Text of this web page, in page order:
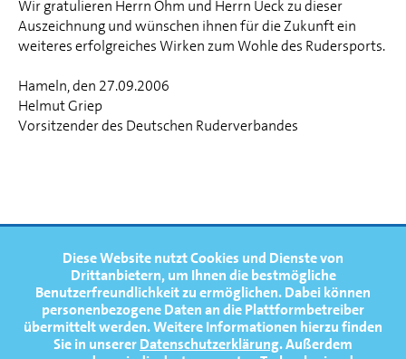
Diese Website nutzt Cookies und Dienste von
Drittanbietern, um Ihnen die bestmögliche
Benutzerfreundlichkeit zu ermöglichen.Dabei können
personenbezogene Daten an die Plattformbetreiber
übermittelt werden. Weitere Informationen hierzu finden
Sie in unsererDatenschutzerklärung. Außerdem
Wir gratulieren Herrn Öhm und Herrn Ueck zu dieser
Auszeichnung und wünschen ihnen für die Zukunft ein
weiteres erfolgreiches Wirken zum Wohle des Rudersports.
Hameln, den 27.09.2006
Helmut Griep
Vorsitzender des Deutschen Ruderverbandes
FOOTERNAVIGATION
NEWS
TERMINE
MEDIATHEK